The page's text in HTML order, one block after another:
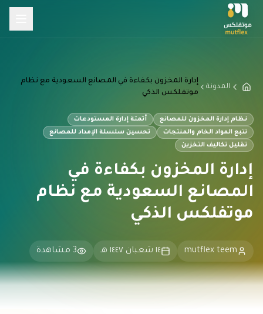
المدونة
إدارة المخزون بكفاءة في المصانع السعودية مع نظام
موتفلكس الذكي
نظام إدارة المخزون للمصانع
أتمتة إدارة المستودعات
تتبع المواد الخام والمنتجات
تحسين سلسلة الإمداد للمصانع
تقليل تكاليف التخزين
إدارة المخزون بكفاءة في
المصانع السعودية مع نظام
موتفلكس الذكي
mutflex teem ١٤ شعبان ١٤٤٧ هـ 3 مشاهدة